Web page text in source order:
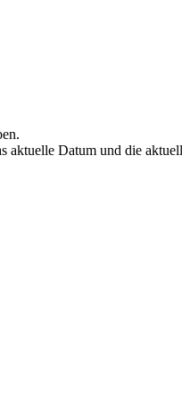
Datum und die